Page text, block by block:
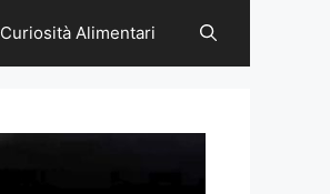
Curiosità Alimentari